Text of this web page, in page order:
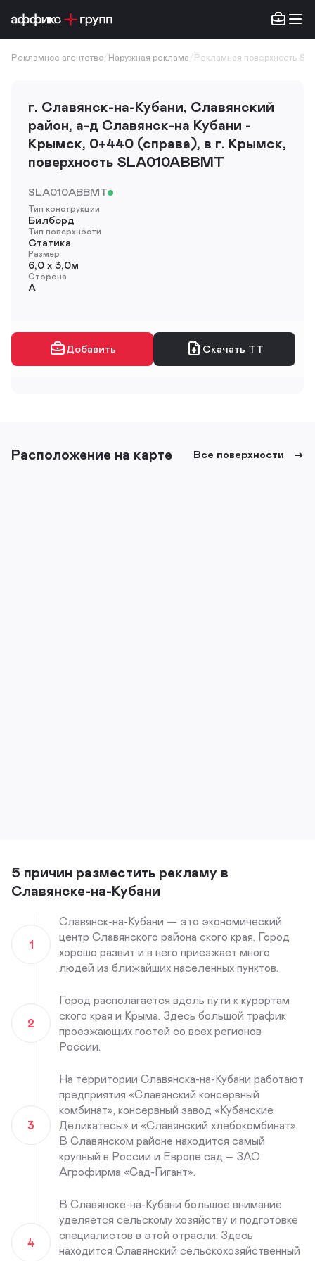
Рекламное агентство Наружная реклама Рекламная поверхность
г. Славянск-на-Кубани, Славянский
район, а-д Славянск-на Кубани -
Крымск, 0+440 (справа), в г. Крымск,
поверхность SLA010ABBMT
SLA010ABBMT
Тип конструкции
Билборд
Тип поверхности
Статика
Размер
6,0 х 3,0м
Сторона
A
Добавить Скачать ТТ
Расположение на карте Все поверхности
5 причин разместить рекламу в
Славянске-на-Кубани
1
Славянск-на-Кубани — это экономический
центр Славянского района ского края. Город
хорошо развит и в него приезжает много
людей из ближайших населенных пунктов.
2
Город располагается вдоль пути к курортам
ского края и Крыма. Здесь большой трафик
проезжающих гостей со всех регионов
России.
3
На территории Славянска-на-Кубани работают
предприятия «Славянский консервный
комбинат», консервный завод «Кубанские
Деликатесы» и «Славянский хлебокомбинат».
В Славянском районе находится самый
крупный в России и Европе сад – ЗАО
Агрофирма «Сад-Гигант».
4
В Славянске-на-Кубани большое внимание
уделяется сельскому хозяйству и подготовке
специалистов в этой отрасли. Здесь
находится Славянский сельскохозяйственный